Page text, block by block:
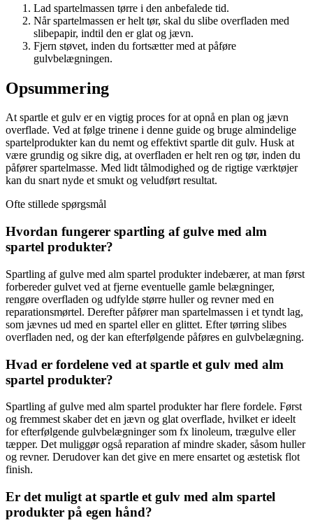
Lad spartelmassen tørre i den anbefalede tid.
Når spartelmassen er helt tør, skal du slibe overfladen med
slibepapir, indtil den er glat og jævn.
Fjern støvet, inden du fortsætter med at påføre
gulvbelægningen.
Opsummering
At spartle et gulv er en vigtig proces for at opnå en plan og jævn
overflade. Ved at følge trinene i denne guide og bruge almindelige
spartelprodukter kan du nemt og effektivt spartle dit gulv. Husk at
være grundig og sikre dig, at overfladen er helt ren og tør, inden du
påfører spartelmasse. Med lidt tålmodighed og de rigtige værktøjer
kan du snart nyde et smukt og veludført resultat.
Ofte stillede spørgsmål
Hvordan fungerer spartling af gulve med alm
spartel produkter?
Spartling af gulve med alm spartel produkter indebærer, at man først
forbereder gulvet ved at fjerne eventuelle gamle belægninger,
rengøre overfladen og udfylde større huller og revner med en
reparationsmørtel. Derefter påfører man spartelmassen i et tyndt lag,
som jævnes ud med en spartel eller en glittet. Efter tørring slibes
overfladen ned, og der kan efterfølgende påføres en gulvbelægning.
Hvad er fordelene ved at spartle et gulv med alm
spartel produkter?
Spartling af gulve med alm spartel produkter har flere fordele. Først
og fremmest skaber det en jævn og glat overflade, hvilket er ideelt
for efterfølgende gulvbelægninger som fx linoleum, trægulve eller
tæpper. Det muliggør også reparation af mindre skader, såsom huller
og revner. Derudover kan det give en mere ensartet og æstetisk flot
finish.
Er det muligt at spartle et gulv med alm spartel
produkter på egen hånd?